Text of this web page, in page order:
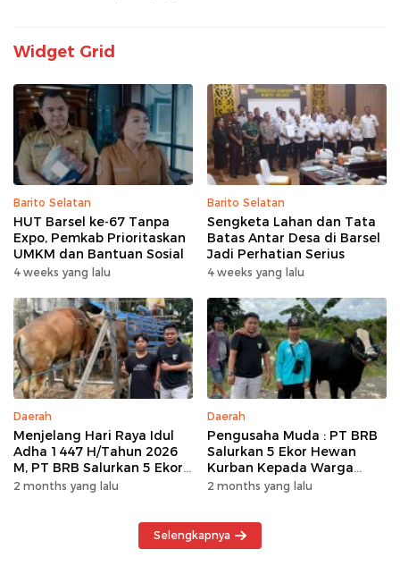
Widget Grid
Barito Selatan
HUT Barsel ke-67 Tanpa
Expo, Pemkab Prioritaskan
UMKM dan Bantuan Sosial
4 weeks yang lalu
Barito Selatan
Sengketa Lahan dan Tata
Batas Antar Desa di Barsel
Jadi Perhatian Serius
4 weeks yang lalu
Daerah
Menjelang Hari Raya Idul
Adha 1447 H/Tahun 2026
M, PT BRB Salurkan 5 Ekor
Hewan Kurban Kepada
2 months yang lalu
Daerah
Pengusaha Muda : PT BRB
Salurkan 5 Ekor Hewan
Kurban Kepada Warga
Khususnya Wilayah
2 months yang lalu
Selengkapnya